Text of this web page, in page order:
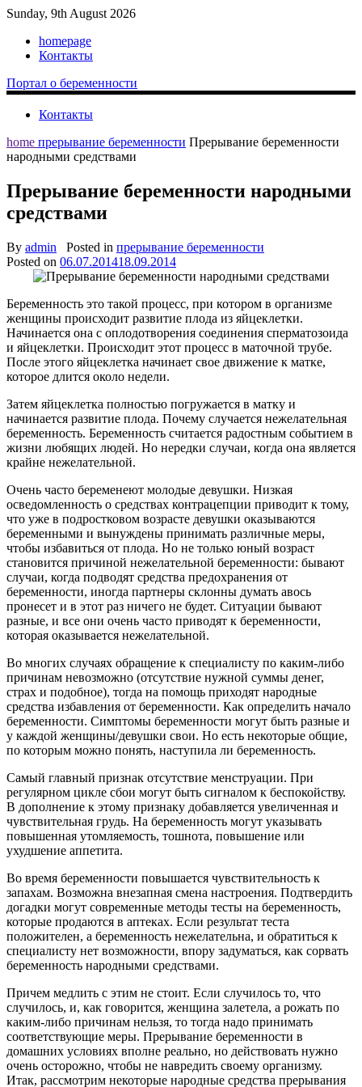
Sunday, 9th August 2026
homepage
Контакты
Портал о беременности
Контакты
home прерывание беременности Прерывание беременности
народными средствами
Прерывание беременности народными
средствами
By admin Posted in прерывание беременности
Posted on 06.07.201418.09.2014
Беременность это такой процесс, при котором в организме
женщины происходит развитие плода из яйцеклетки.
Начинается она с оплодотворения соединения сперматозоида
и яйцеклетки. Происходит этот процесс в маточной трубе.
После этого яйцеклетка начинает свое движение к матке,
которое длится около недели.
Затем яйцеклетка полностью погружается в матку и
начинается развитие плода. Почему случается нежелательная
беременность. Беременность считается радостным событием в
жизни любящих людей. Но нередки случаи, когда она является
крайне нежелательной.
Очень часто беременеют молодые девушки. Низкая
осведомленность о средствах контрацепции приводит к тому,
что уже в подростковом возрасте девушки оказываются
беременными и вынуждены принимать различные меры,
чтобы избавиться от плода. Но не только юный возраст
становится причиной нежелательной беременности: бывают
случаи, когда подводят средства предохранения от
беременности, иногда партнеры склонны думать авось
пронесет и в этот раз ничего не будет. Ситуации бывают
разные, и все они очень часто приводят к беременности,
которая оказывается нежелательной.
Во многих случаях обращение к специалисту по каким-либо
причинам невозможно (отсутствие нужной суммы денег,
страх и подобное), тогда на помощь приходят народные
средства избавления от беременности. Как определить начало
беременности. Симптомы беременности могут быть разные и
у каждой женщины/девушки свои. Но есть некоторые общие,
по которым можно понять, наступила ли беременность.
Самый главный признак отсутствие менструации. При
регулярном цикле сбои могут быть сигналом к беспокойству.
В дополнение к этому признаку добавляется увеличенная и
чувствительная грудь. На беременность могут указывать
повышенная утомляемость, тошнота, повышение или
ухудшение аппетита.
Во время беременности повышается чувствительность к
запахам. Возможна внезапная смена настроения. Подтвердить
догадки могут современные методы тесты на беременность,
которые продаются в аптеках. Если результат теста
положителен, а беременность нежелательна, и обратиться к
специалисту нет возможности, впору задуматься, как сорвать
беременность народными средствами.
Причем медлить с этим не стоит. Если случилось то, что
случилось, и, как говорится, женщина залетела, а рожать по
каким-либо причинам нельзя, то тогда надо принимать
соответствующие меры. Прерывание беременности в
домашних условиях вполне реально, но действовать нужно
очень осторожно, чтобы не навредить своему организму.
Итак, рассмотрим некоторые народные средства прерывания